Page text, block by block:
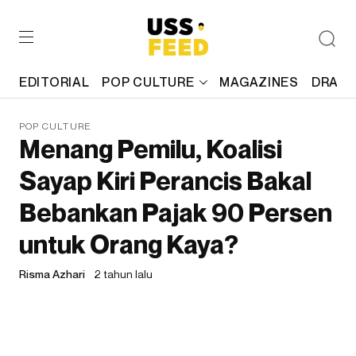
EDITORIAL POP CULTURE MAGAZINES
POP CULTURE
Menang Pemilu, Koalisi
Sayap Kiri Perancis Bakal
Bebankan Pajak 90 Persen
untuk Orang Kaya?
Risma Azhari 2 tahun lalu